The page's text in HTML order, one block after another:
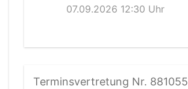
07.09.2026 12:30 Uhr
Terminsvertretung Nr. 881055